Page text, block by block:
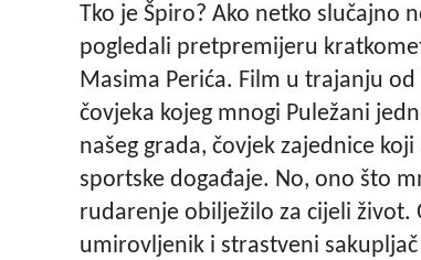
Tko je Špiro? Ako netko slučajno
pogledali pretpremijeru
Masima Perića. Film u trajanju
čovjeka kojeg mnogi Puležani
našeg grada, čovjek zajednice
sportske događaje. No, ono što
rudarenje obilježilo za cijeli život.
umirovljenik i strastveni